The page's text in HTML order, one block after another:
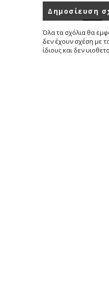
Δημοσίευση
Όλα τα σχόλια θα
δεν έχουν σχέση με
ίδιους και δεν